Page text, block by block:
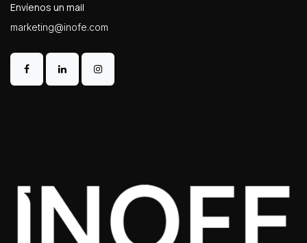
Envíenos un mail
marketing@inofe.com